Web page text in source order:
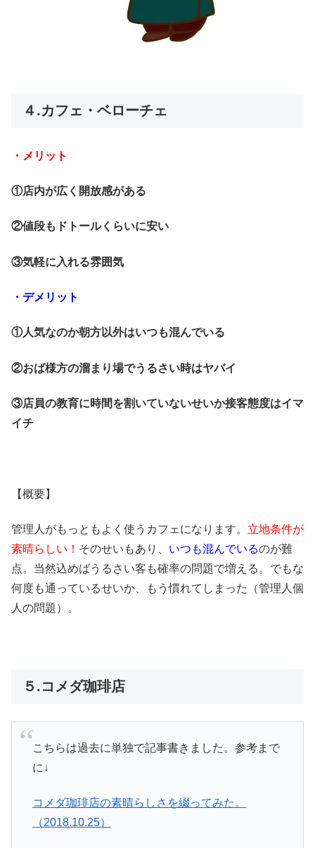
４.カフェ・ベローチェ
・メリット
①店内が広く開放感がある
②値段もドトールくらいに安い
③気軽に入れる雰囲気
・デメリット
①人気なのか朝方以外はいつも混んでいる
②おば様方の溜まり場でうるさい時はヤバイ
③店員の教育に時間を割いていないせいか接客態度はイマ
イチ
【概要】
管理人がもっともよく使うカフェになります。 立地条件が
素晴らしい！ そのせいもあり、 いつも混んでいるのが難
点。当然込めばうるさい客も確率の問題で増える。でもな
何度も通っているせいか、もう慣れてしまった（管理人個
人の問題）。
５.コメダ珈琲店
こちらは過去に単独で記事書きました。参考まで
に↓
コメダ珈琲店の素晴らしさを綴ってみた。
（2018.10.25）